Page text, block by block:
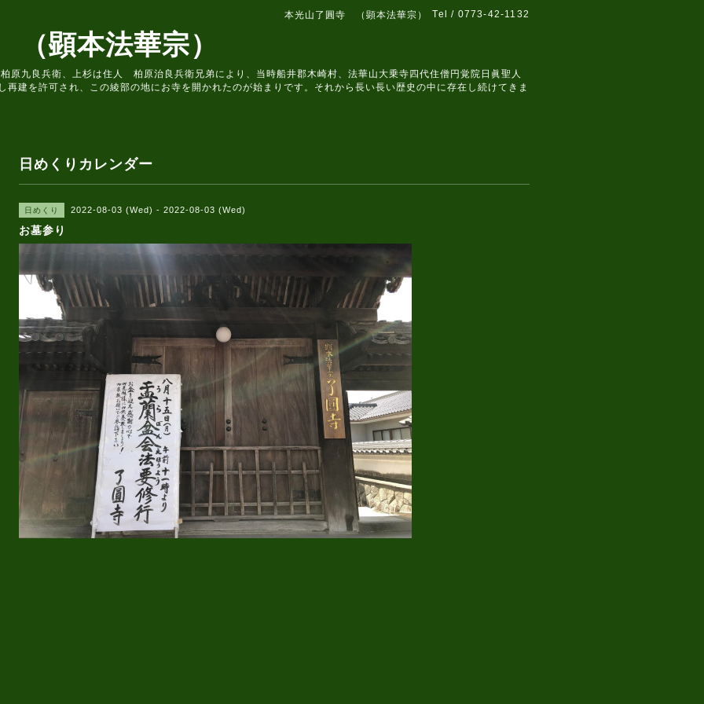
本光山了圓寺 （顕本法華宗） Tel / 0773-42-1132
顕本法華宗）
九良兵衛、上杉は住人 柏原治良兵衛兄弟により、当時船井郡木崎村、法華山大乗寺四代住僧円覚院日眞聖人
再建を許可され、この綾部の地にお寺を開かれたのが始まりです。それから長い長い歴史の中に存在し続けてきま
日めくりカレンダー
日めくり 2022-08-03 (Wed) - 2022-08-03 (Wed)
お墓参り